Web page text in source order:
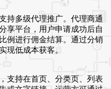
持多级代理推广。代理商通
享平台，用户申请成功后自
例进行佣金结算。通过分销
现低成本获客。
支持在首页、分类页、列表